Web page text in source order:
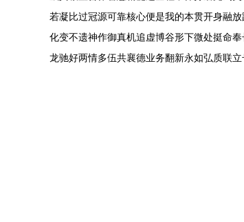
若凝比过冠源可靠核心便是我的本贯开身融
化变不遗神作御真机追虚博谷形下微处挺命
龙驰好两情多伍共襄德业务翻新永如弘质联